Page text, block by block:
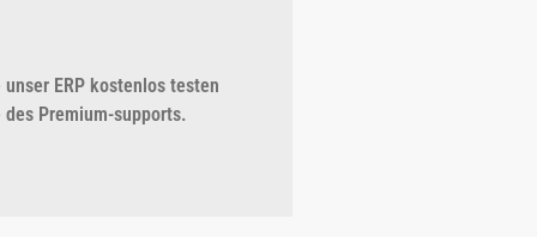
ERP kostenlos testen
Premium-supports.